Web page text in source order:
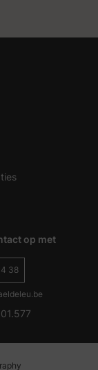
op met
38